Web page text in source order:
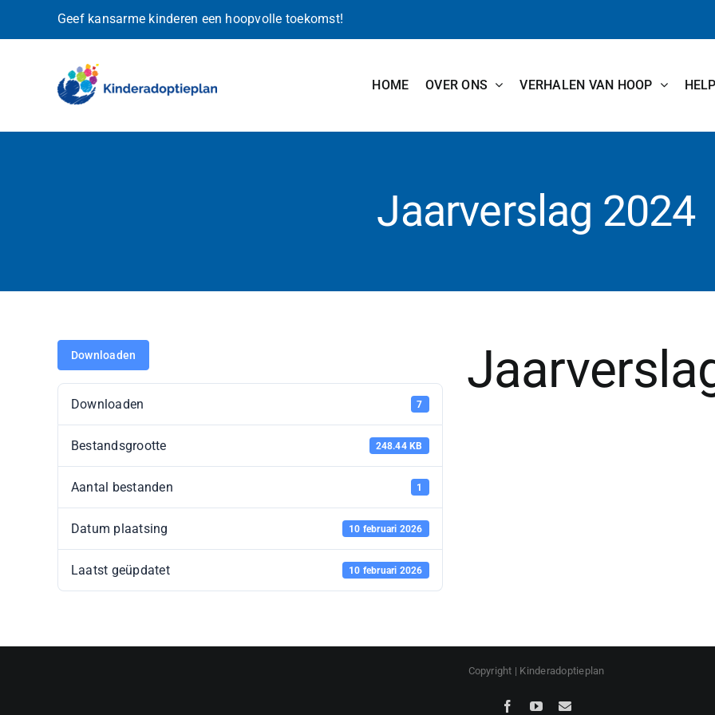
Geef kansarme kinderen een hoopvolle toekomst!
HOME OVER ONS VERHALEN VAN HOOP
Jaarverslag 2024
Downloaden
Downloaden 7
Bestandsgrootte 248.44 KB
Aantal bestanden 1
Datum plaatsing 10 februari 2026
Laatst geüpdatet 10 februari 2026
Copyright | Kinderadoptieplan
FacebookYouTube
E-